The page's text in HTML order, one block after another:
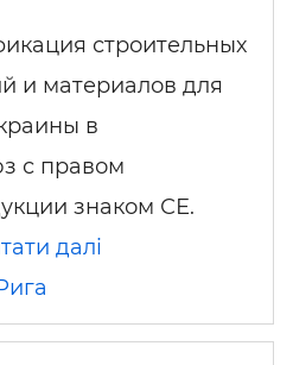
строительных
и материалов для
в
с правом
знаком СЕ.
далі